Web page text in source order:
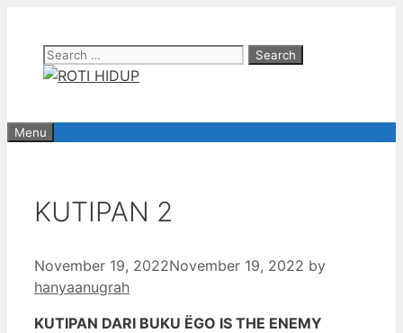
contentSearch
for:
Menu
KUTIPAN 2
November 19, 2022November 19, 2022 by
hanyaanugrah
KUTIPAN DARI BUKU ËGO IS THE ENEMY